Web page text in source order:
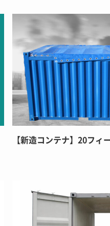
【新造コンテナ】20フィ